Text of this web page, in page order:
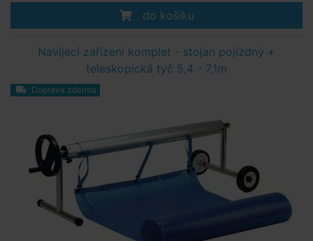
do košíku
Navíjecí zařízení komplet - stojan pojízdný +
teleskopická tyč 5,4 - 7,1m
Doprava zdarma